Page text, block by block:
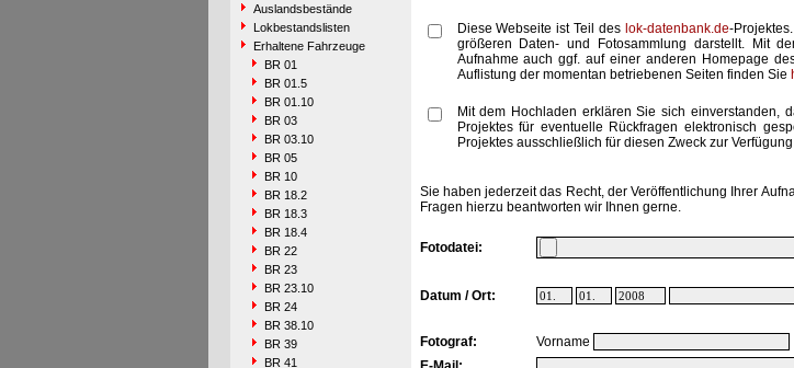
Auslandsbestände
Lokbestandslisten
Erhaltene Fahrzeuge
BR 01
BR 01.5
BR 01.10
BR 03
BR 03.10
BR 05
BR 10
BR 18.2
BR 18.3
BR 18.4
BR 22
BR 23
BR 23.10
BR 24
BR 38.10
BR 39
BR 41
Diese Webseite ist Teil des lok-datenbank.de-
größeren Daten- und Fotosammlung darstellt. Mit
Aufnahme auch ggf. auf einer anderen Homepage
Auflistung der momentan betriebenen Seiten finden Sie
Mit dem Hochladen erklären Sie sich einverstanden,
Projektes für eventuelle Rückfragen elektronisch
Projektes ausschließlich für diesen Zweck zur
Sie haben jederzeit das Recht, der Veröffentlichung Ihrer
Fragen hierzu beantworten wir Ihnen gerne.
Fotodatei:
Datum / Ort:
Fotograf: Vorname